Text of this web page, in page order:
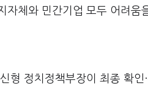
체와 민간기업 모두 어려움
형 정치정책부장이 최종 확인